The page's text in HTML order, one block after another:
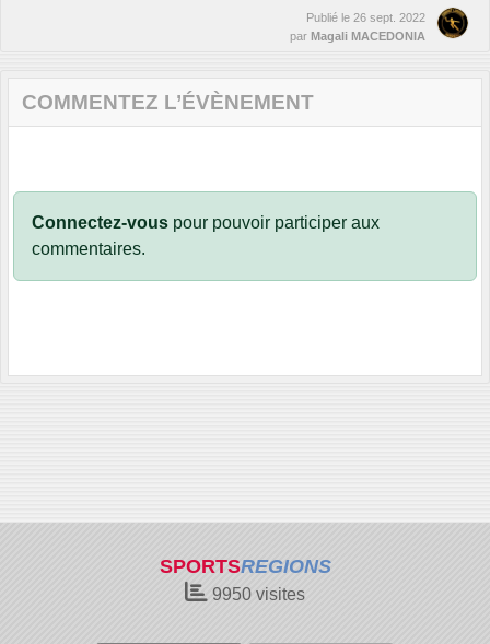
Publié le 26 sept. 2022
par Magali MACEDONIA
COMMENTEZ L’ÉVÈNEMENT
Connectez-vous pour pouvoir participer aux
commentaires.
SPORTSREGIONS
9950 visites